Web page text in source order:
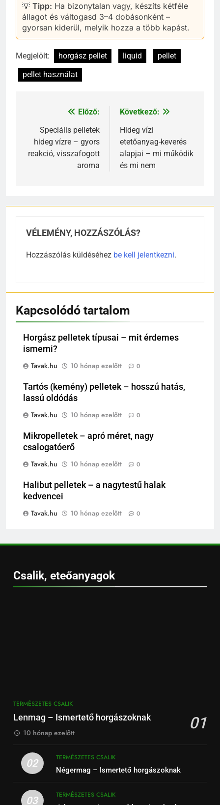
💡 Tipp: Ha bizonytalan vagy, készíts kétféle
állagot és váltogasd 3–4 dobásonként –
gyorsan kiderül, melyik hozza a több kapást.
Megjelölt: horgász pellet liquid
pellet
pellet használat
Bejegyzés
navigáció
Előző:
Speciális pelletek
hideg vízre – gyors
reakció, visszafogott
aroma
Következő:
Hideg vízi
etetőanyag-keverés
alapjai – mi működik
és mi nem
VÉLEMÉNY, HOZZÁSZÓLÁS?
Hozzászólás küldéséhez be kell jelentkezni.
Kapcsolódó tartalom
Horgász pelletek típusai – mit érdemes
ismerni?
Tavak.hu
10 hónap ezelőtt 0
Tartós (kemény) pelletek – hosszú hatás,
lassú oldódás
Tavak.hu
10 hónap ezelőtt 0
Mikropelletek – apró méret, nagy
csalogatóerő
Tavak.hu
10 hónap ezelőtt 0
Halibut pelletek – a nagytestű halak
kedvencei
Tavak.hu
10 hónap ezelőtt 0
Csalik, eteőanyagok
TERMÉSZETES CSALIK
Lenmag – Ismertető horgászoknak 01
10 hónap ezelőtt
02
TERMÉSZETES CSALIK
Négermag – Ismertető horgászoknak
03
TERMÉSZETES CSALIK